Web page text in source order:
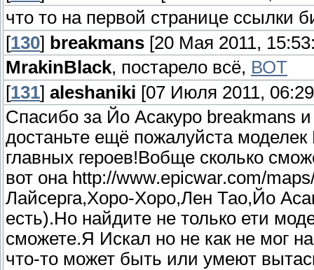
что то на первой странице ссылки
[130] breakmans [20 Мая 2011,
MrakinBlack, постарело всё, ВОТ
[131] aleshaniki [07 Июля 2011,
Спасибо за Йо Асакуро breakmans
достаньте ещё пожалуйста
главных героев!Вобще сколько
вот она http://www.epicwar.com/
Лайсерга,Хоро-Хоро,Лен Тао,Йо
есть).Но найдите не только ети
сможете.Я Искал но не как не мог
что-то может быть или умеют